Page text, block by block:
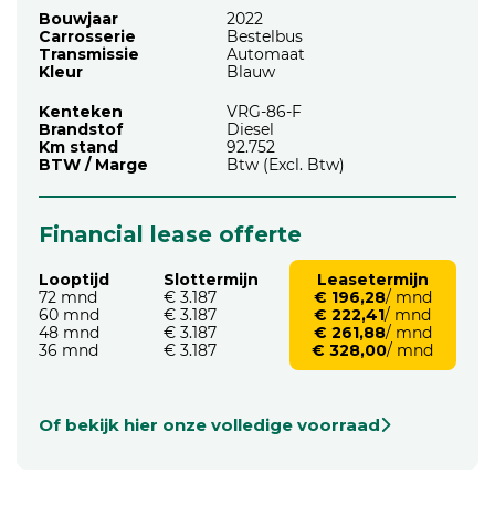
Bouwjaar
2022
Carrosserie
Bestelbus
Transmissie
Automaat
Kleur
Blauw
Kenteken
VRG-86-F
Brandstof
Diesel
Km stand
92.752
BTW / Marge
Btw (Excl. Btw)
Financial lease offerte
Looptijd
72 mnd
60 mnd
48 mnd
36 mnd
Slottermijn
€ 3.187
€ 3.187
€ 3.187
€ 3.187
Leasetermijn
€ 196,28/ mnd
€ 222,41/ mnd
€ 261,88/ mnd
€ 328,00/ mnd
Of bekijk hier onze volledige voorraad